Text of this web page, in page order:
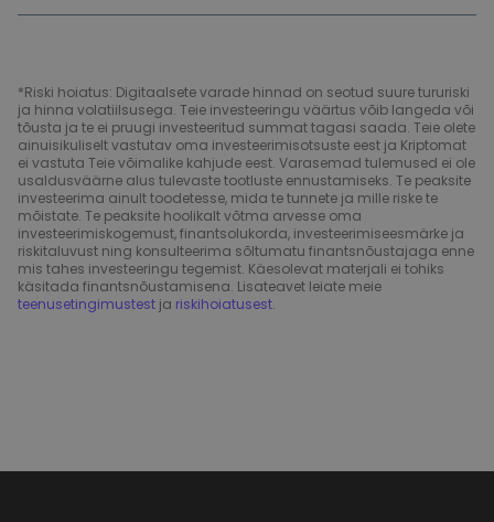
*Riski hoiatus: Digitaalsete varade hinnad on seotud suure tururiski
ja hinna volatiilsusega. Teie investeeringu väärtus võib langeda või
tõusta ja te ei pruugi investeeritud summat tagasi saada. Teie olete
ainuisikuliselt vastutav oma investeerimisotsuste eest ja Kriptomat
ei vastuta Teie võimalike kahjude eest. Varasemad tulemused ei ole
usaldusväärne alus tulevaste tootluste ennustamiseks. Te peaksite
investeerima ainult toodetesse, mida te tunnete ja mille riske te
mõistate. Te peaksite hoolikalt võtma arvesse oma
investeerimiskogemust, finantsolukorda, investeerimiseesmärke ja
riskitaluvust ning konsulteerima sõltumatu finantsnõustajaga enne
mis tahes investeeringu tegemist. Käesolevat materjali ei tohiks
käsitada finantsnõustamisena. Lisateavet leiate meie
teenusetingimustest ja riskihoiatusest.